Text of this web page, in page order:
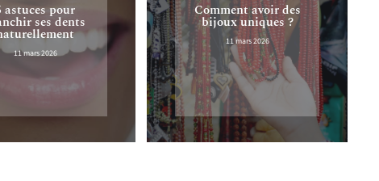
astuces pour
ses dents
11 mars 2026
Comment avoir des
bijoux uniques ?
11 mars 2026